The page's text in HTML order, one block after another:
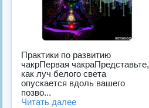
Практики по развитию
чакрПервая чакраПредставьте,
как луч белого света
опускается вдоль вашего
позво...
Читать далее